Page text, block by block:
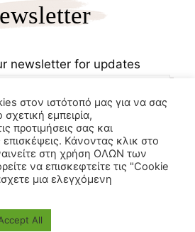
newsletter for updates
2025Wetravel.gr
στον ιστότοπό μας για να σας
εμπειρία,
προτιμήσεις σας και
Κάνοντας κλικ στο
στη χρήση ΟΛΩΝ των
να επισκεφτείτε τις "Cookie
μια ελεγχόμενη
All